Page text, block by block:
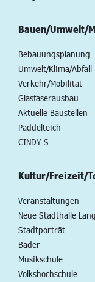
Bauen/Umwelt/
Bebauungsplanung
Umwelt/Klima/Abfall
Verkehr/Mobilität
Glasfaserausbau
Aktuelle Baustellen
Paddelteich
CINDY S
Kultur/Freizeit/
Veranstaltungen
Neue Stadthalle
Stadtporträt
Bäder
Musikschule
Volkshochschule